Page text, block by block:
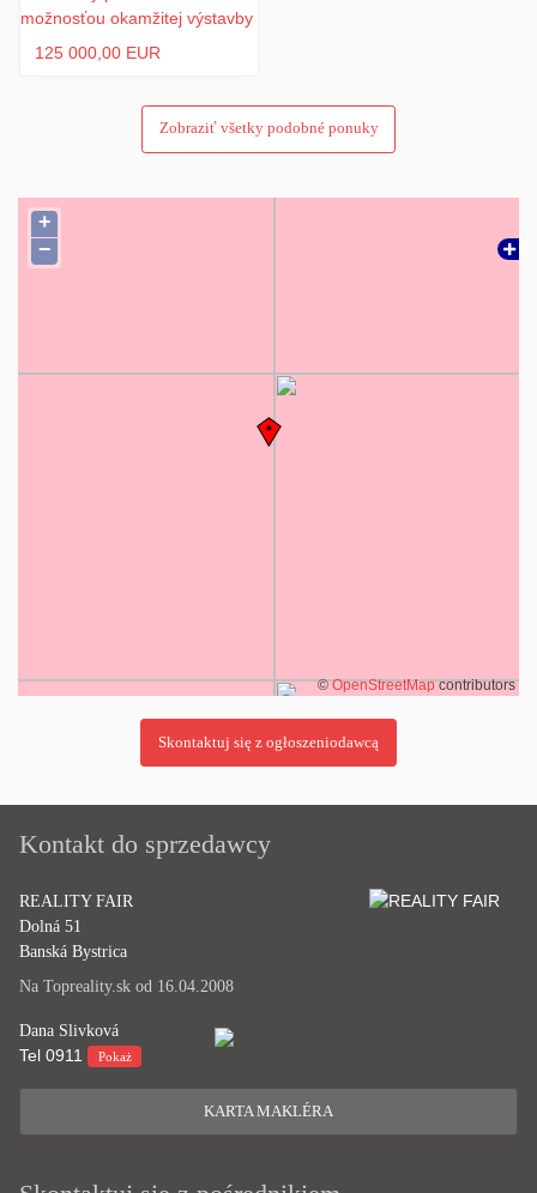
125 000,00 EUR
Zobraziť všetky podobné ponuky
+
−
©OpenStreetMapcontributors
Kontakt do sprzedawcy
REALITY FAIR
Dolná 51
Banská Bystrica
Na Topreality.sk od 16.04.2008
Dana Slivková
Tel 0911 Pokaż
KARTA MAKLÉRA